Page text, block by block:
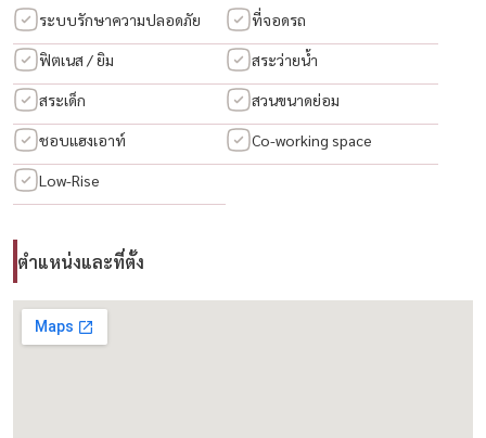
– คนรักสัตว์ที่อยากอยู่ทองหล่อ
– คนที่มองหาห้องใหญ่ + โลเคชันดีที่สุด
💬 ห้องแบบนี้ในทองหล่อ “ออกไวมาก”
โดยเฉพาะโครงการที่ Pet Friendly + ห้องใหญ่แบบนี้
📲 สนใจนัดชม / For private viewing / 预约看房
LINE: @housewa
Email:
Website: www.housewathailand.com
ระบบรักษาความปลอดภัย ที่จอดรถ
ฟิตเนส / ยิม สระว่ายน้ำ
สระเด็ก สวนขนาดย่อม
ชอบแฮงเอาท์ Co-working space
Low-Rise
ตำแหน่งและที่ตั้ง